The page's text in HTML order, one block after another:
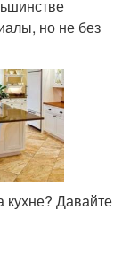
но не без
кухне? Давайте